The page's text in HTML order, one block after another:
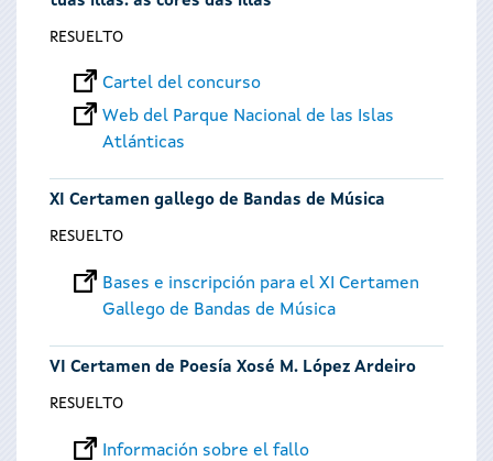
RESUELTO
Cartel del concurso
Web del Parque Nacional de las Islas
Atlánticas
XI Certamen gallego de Bandas de Música
RESUELTO
Bases e inscripción para el XI Certamen
Gallego de Bandas de Música
VI Certamen de Poesía Xosé M. López Ardeiro
RESUELTO
Información sobre el fallo